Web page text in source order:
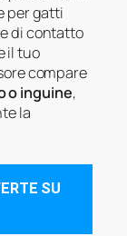
per gatti
di contatto
il tuo
compare
o inguine,
la
SU